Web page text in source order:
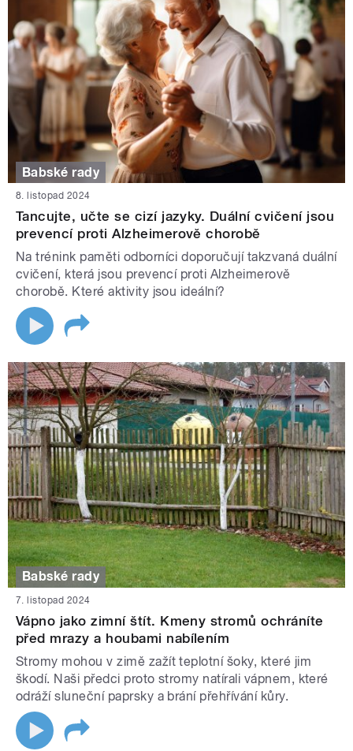
Babské rady
8. listopad 2024
Tancujte, učte se cizí jazyky. Duální cvičení jsou
prevencí proti Alzheimerově chorobě
Na trénink paměti odborníci doporučují takzvaná duální
cvičení, která jsou prevencí proti Alzheimerově
chorobě. Které aktivity jsou ideální?
Babské rady
7. listopad 2024
Vápno jako zimní štít. Kmeny stromů ochráníte
před mrazy a houbami nabílením
Stromy mohou v zimě zažít teplotní šoky, které jim
škodí. Naši předci proto stromy natírali vápnem, které
odráží sluneční paprsky a brání přehřívání kůry.